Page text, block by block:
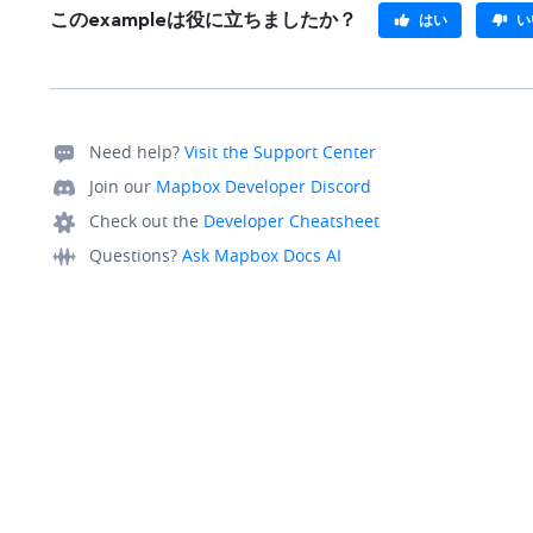
このexampleは役に立ちましたか？ はい
Need help? Visit the Support Center
Join our Mapbox Developer Discord
Check out the Developer Cheatsheet
Questions? Ask Mapbox Docs AI